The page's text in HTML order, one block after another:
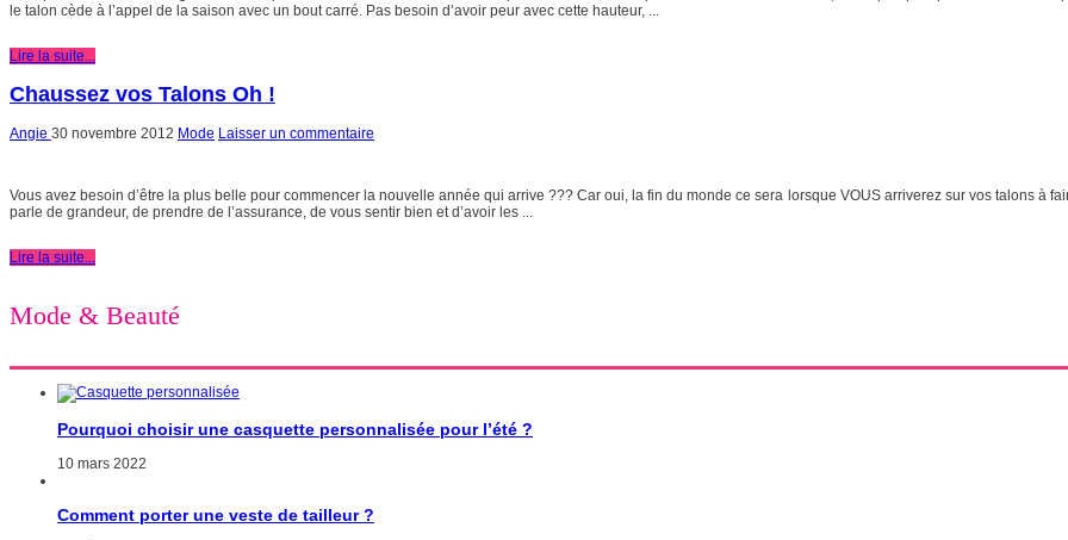
le talon cède à l’appel de la saison avec un bout carré. Pas besoin d’avoir peur avec cette hauteur, ...
Lire la suite...
Chaussez vos Talons Oh !
Angie 30 novembre 2012 Mode Laisser un commentaire
Vous avez besoin d’être la plus belle pour commencer la nouvelle année qui arrive ??? Car oui, la fin du monde ce sera lorsque VOUS arriverez sur vos talons à
parle de grandeur, de prendre de l’assurance, de vous sentir bien et d’avoir les ...
Lire la suite...
Mode & Beauté
Pourquoi choisir une casquette personnalisée pour l’été ?
10 mars 2022
Comment porter une veste de tailleur ?